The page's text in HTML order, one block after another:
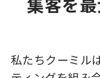
私たちクーミル